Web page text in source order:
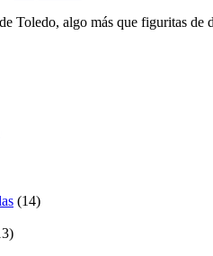
Toledo, algo más que figuritas de
(14)